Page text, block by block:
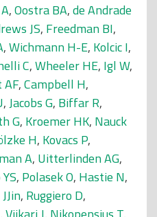
,Oostra BA,de Andrade
JS, Freedman BI,
,Wichmann H-E, Kolcic I,
C,Wheeler HE, Igl W,
,Campbell H,
,Jacobs G, Biffar R,
G, Kroemer HK, Nauck
H, Kovacs P,
A, Uitterlinden AG,
, Polasek O, Hastie N,
, Ruggiero D,